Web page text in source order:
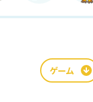
ゲーム